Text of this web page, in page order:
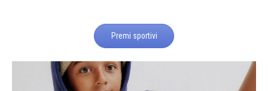
Premi sportivi